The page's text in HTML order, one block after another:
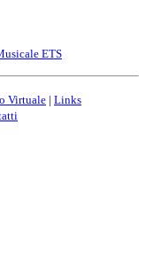
ETS
Virtuale | Links